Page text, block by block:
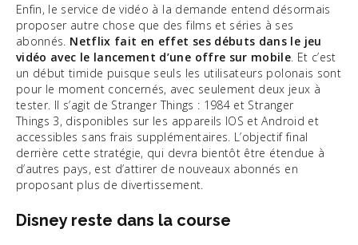
Enfin, le service de vidéo à la demande entend désormais
proposer autre chose que des films et séries à ses
abonnés. Netflix fait en effet ses débuts dans le jeu
vidéo avec le lancement d’une offre sur mobile . Et c’est
un début timide puisque seuls les utilisateurs polonais sont
pour le moment concernés, avec seulement deux jeux à
tester. Il s’agit de Stranger Things : 1984 et Stranger
Things 3, disponibles sur les appareils IOS et Android et
accessibles sans frais supplémentaires. L’objectif final
derrière cette stratégie, qui devra bientôt être étendue à
d’autres pays, est d’attirer de nouveaux abonnés en
proposant plus de divertissement.
Disney reste dans la course